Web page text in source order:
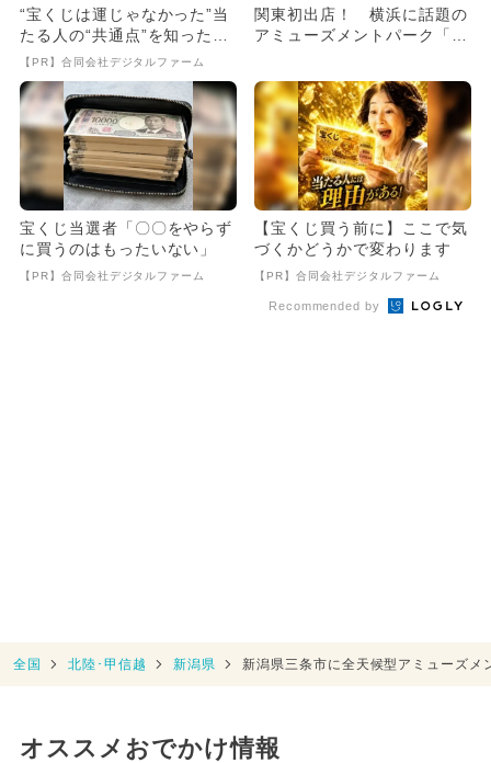
“宝くじは運じゃなかった”当
たる人の“共通点”を知っただ
け
【PR】合同会社デジタルファーム
関東初出店！ 横浜に話題の
アミューズメントパーク「A
宝くじ当選者「〇〇をやらず
に買うのはもったいない」
【PR】合同会社デジタルファーム
【宝くじ買う前に】ここで気
づくかどうかで変わります
【PR】合同会社デジタルファーム
Recommended by
全国 北陸･甲信越 新潟県 新潟県三条市に全天候型アミューズ
オススメおでかけ情報